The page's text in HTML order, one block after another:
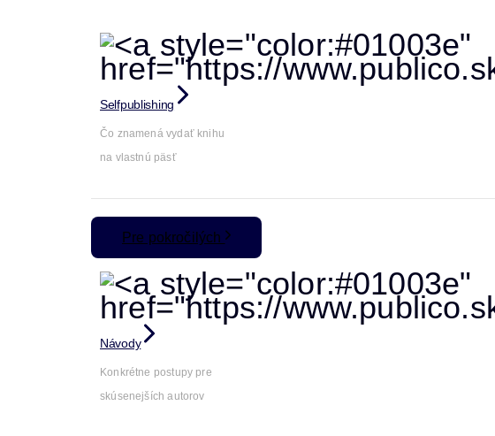
Selfpublishing
Čo znamená vydať knihu
na vlastnú päsť
Pre pokročilých
Návody
Konkrétne postupy pre
skúsenejších autorov